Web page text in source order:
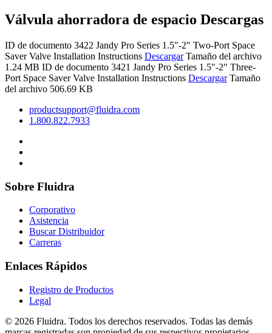
Válvula ahorradora de espacio Descargas
ID de documento 3422 Jandy Pro Series 1.5"-2" Two-Port Space
Saver Valve Installation Instructions Descargar Tamaño del archivo
1.24 MB ID de documento 3421 Jandy Pro Series 1.5"-2" Three-
Port Space Saver Valve Installation Instructions Descargar Tamaño
del archivo 506.69 KB
productsupport@fluidra.com
1.800.822.7933
Sobre Fluidra
Corporativo
Asistencia
Buscar Distribuidor
Carreras
Enlaces Rápidos
Registro de Productos
Legal
© 2026 Fluidra. Todos los derechos reservados. Todas las demás